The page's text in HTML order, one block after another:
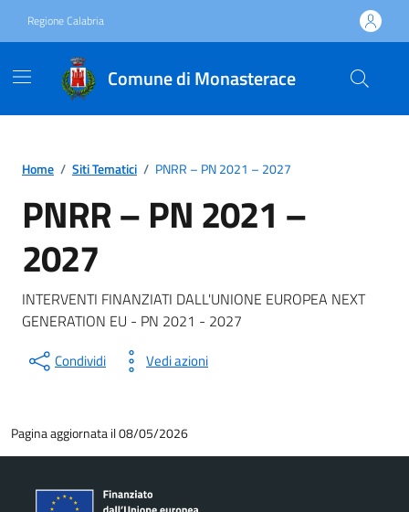
Regione Calabria
Comune di Monasterace
Home / Siti Tematici / PNRR – PN 2021 – 2027
PNRR – PN 2021 –
2027
INTERVENTI FINANZIATI DALL'UNIONE EUROPEA NEXT
GENERATION EU - PN 2021 - 2027
Condividi Vedi azioni
Pagina aggiornata il 08/05/2026